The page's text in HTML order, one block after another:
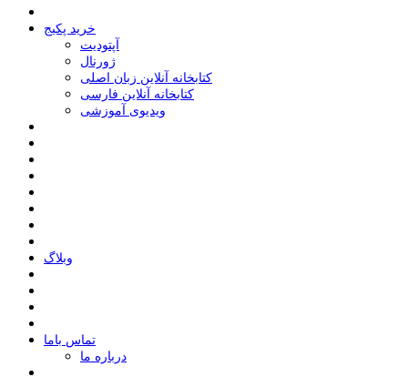
خرید پکیج
ﺁﭘﺘﻮﺩﯾﺖ
ﮊﻭﺭﻧﺎﻝ
کتابخانه آنلاین زبان اصلی
کتابخانه آنلاین فارسی
ویدیوی آموزشی
وبلاگ
ﺗﻤﺎﺱ ﺑﺎﻣﺎ
درباره ما